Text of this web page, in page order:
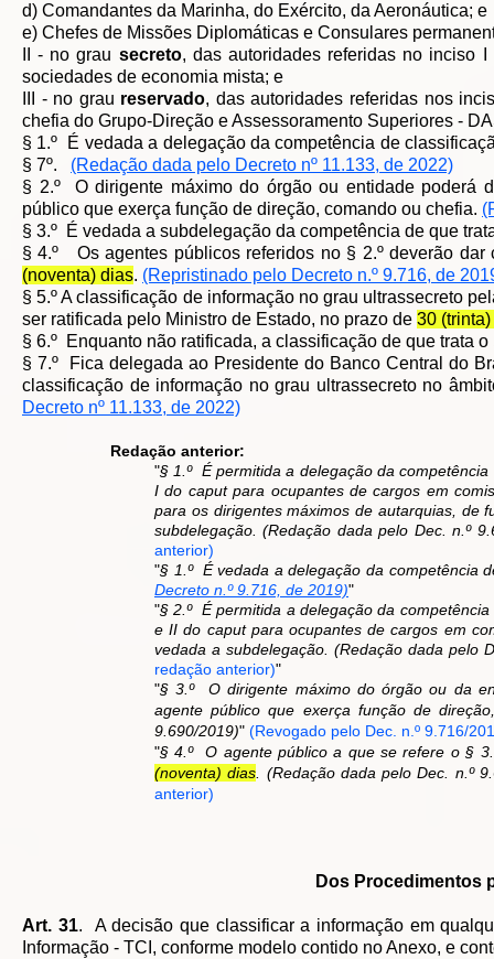
d) Comandantes da Marinha, do Exército, da Aeronáutica; e
e) Chefes de Missões Diplomáticas e Consulares
II - no grau secreto, das autoridades referidas no inciso
sociedades de economia mista; e
III - no grau reservado, das autoridades referidas nos
chefia do Grupo-Direção e Assessoramento Superiores -
§ 1.º É vedada a delegação da competência de
§ 7º. (Redação dada pelo Decreto nº 11.133, de 2022)
§ 2.º O dirigente máximo do órgão ou entidade poderá
público que exerça função de direção, comando ou chefia.
§ 3.º É vedada a subdelegação da competência de que
§ 4.º Os agentes públicos referidos no § 2.º deverão
(noventa) dias. (Repristinado pelo Decreto n.º 9.716, de
§ 5.º A classificação de informação no grau ultrassecreto
ser ratificada pelo Ministro de Estado, no prazo de 30
§ 6.º Enquanto não ratificada, a classificação de que trata
§ 7.º Fica delegada ao Presidente do Banco Central do
classificação de informação no grau ultrassecreto no
Decreto nº 11.133, de 2022)
Redação anterior:
"§ 1.º É permitida a delegação da
I do caput para ocupantes de cargos em
para os dirigentes máximos de autarquias, de
subdelegação. (Redação dada pelo Dec. n.º
anterior)
"§ 1.º É vedada a delegação da competência
Decreto n.º 9.716, de 2019)"
"§ 2.º É permitida a delegação da
e II do caput para ocupantes de cargos em
vedada a subdelegação. (Redação dada pelo
redação anterior)"
"§ 3.º O dirigente máximo do órgão ou da
agente público que exerça função de
9.690/2019)" (Revogado pelo Dec. n.º 9.716/
"§ 4.º O agente público a que se refere o §
(noventa) dias . (Redação dada pelo Dec. n.º
anterior)
Dos Procedimentos
Art. 31. A decisão que classificar a informação em
Informação - TCI, conforme modelo contido no Anexo, e